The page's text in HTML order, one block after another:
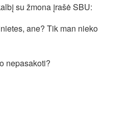
su žmona įrašė SBU:
ane? Tik man nieko
nepasakoti?